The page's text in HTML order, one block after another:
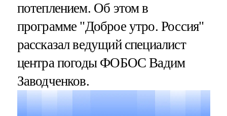
потеплением. Об этом в
программе "Доброе утро. Россия"
рассказал ведущий специалист
центра погоды ФОБОС Вадим
Заводченков.